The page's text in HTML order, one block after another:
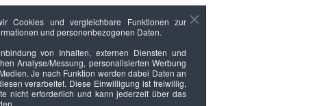
Cookies und vergleichbare Funktionen zur
und personenbezogenen Daten.
von Inhalten, externen Diensten und
Analyse/Messung, personalisierten Werbung
Je nach Funktion werden dabei Daten an
verarbeitet. Diese Einwilligung ist freiwillig,
nicht erforderlich und kann jederzeit über das